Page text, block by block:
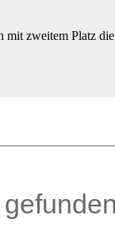
mit zweitem Platz die